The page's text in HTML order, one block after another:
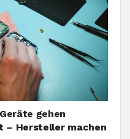
gehen
– Hersteller machen